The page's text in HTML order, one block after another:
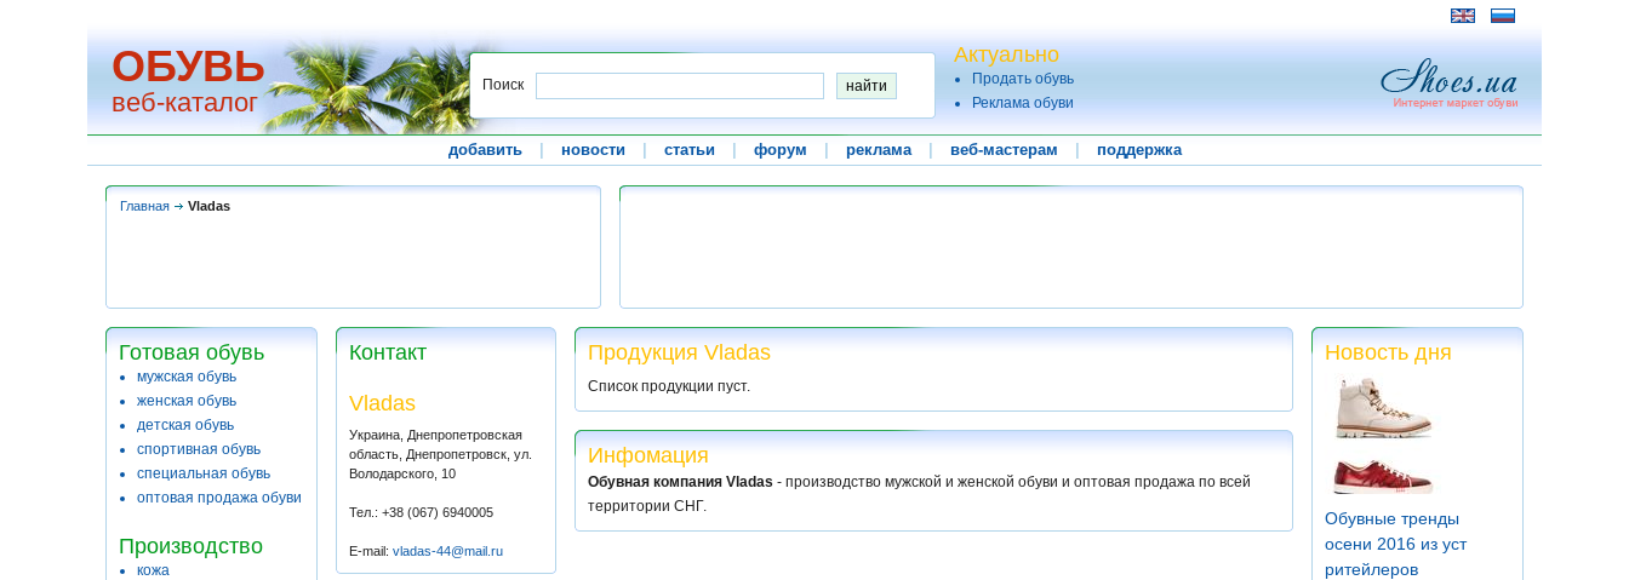
ОБУВЬ
веб-каталог
Поиск
Актуально
Продать обувь
Реклама обуви
добавить новости статьи форум реклама веб-мастерам поддержка
Главная Vladas
Готовая обувь
мужская обувь
женская обувь
детская обувь
спортивная обувь
специальная обувь
оптовая продажа обуви
Производство
кожа
Контакт
Vladas
Украина, Днепропетровская
область, Днепропетровск, ул.
Володарского, 10
Тел.: +38 (067) 6940005
E-mail: vladas-44@mail.ru
Продукция Vladas
Список продукции пуст.
Инфомация
Обувная компания Vladas - производство мужской и женской обуви и оптовая продажа по всей
территории СНГ.
Новость дня
Обувные тренды
осени 2016 из уст
ритейлеров